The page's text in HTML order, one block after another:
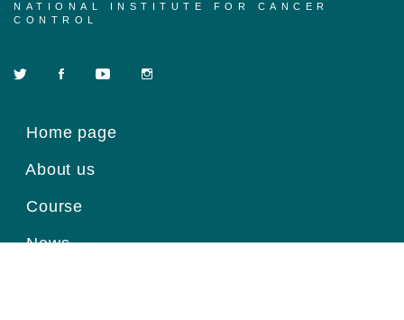
NATIONAL INSTITUTE FOR CANCER
CONTROL
Home page
About us
Course
News